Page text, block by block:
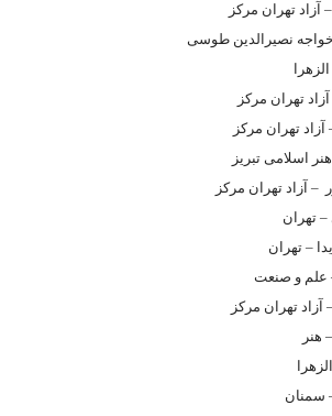
تهران مرکز
نصیرالدین طوسی
تهران مرکز
تهران مرکز
اسلامی تبریز
– آزاد تهران مرکز
تهران
– تهران
علم و صنعت
تهران مرکز
هنر
سمنان